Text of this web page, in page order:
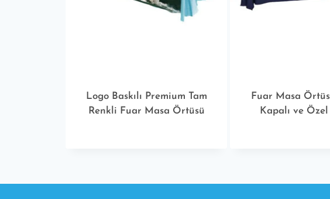
Logo Baskılı Premium Tam
Renkli Fuar Masa Örtüsü
Fuar Masa
Kapalı ve Özel